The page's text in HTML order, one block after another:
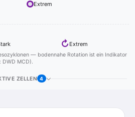
Extrem
↻ Extrem
— bodennahe Rotation ist ein Indikator
DWD MCD).
ZELLEN 4